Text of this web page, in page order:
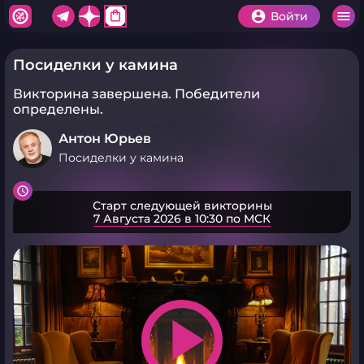
shopping_bag Войти
Посиделки у камина
Викторина завершена. Победители
определены.
Антон Юрьев
Посиделки у камина
Старт следующей викторины
7 Августа 2026 в 10:30 по МСК
play_arrow